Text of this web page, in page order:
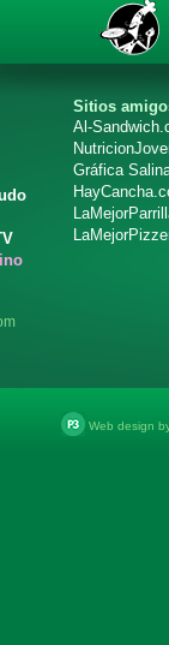
Sitios
Al-
Gráfica
Web design